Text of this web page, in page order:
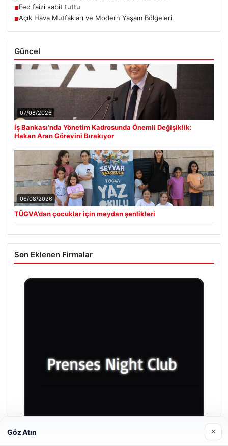
■Fed faizi sabit tuttu
■Açık Hava Mutfakları ve Modern Yaşam Bölgeleri
Güncel
07/08/2026
İş Bankası’nda Yönetim Kadrosunda Önemli Değişiklik:
Hakan Aran Görevini Bırakıyor
06/08/2026
TÜGVA’dan çocuklar için meydan şenlikleri
Son Eklenen Firmalar
Göz Atın ×